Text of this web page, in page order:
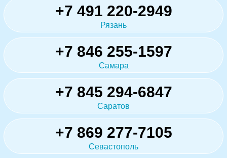
+7 491 220-2949
Рязань
+7 846 255-1597
Самара
+7 845 294-6847
Саратов
+7 869 277-7105
Севастополь